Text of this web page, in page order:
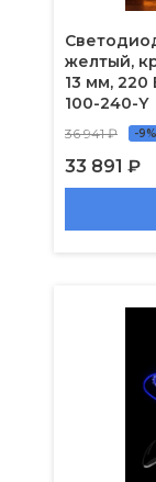
желтый,
13 мм, 220
100-240-Y
36 941 ₽ -9%
33 891 ₽